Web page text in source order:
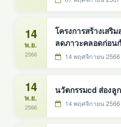
14
พ.ย.
2566
โครงการสร้างเสริ
ลดภาวะคลอดก่อน
บริหารส่วนตำบลดง
14 พฤศจิกายน 2566
14
พ.ย.
2566
นวัตกรรมcd ส่องลู
14 พฤศจิกายน 2566